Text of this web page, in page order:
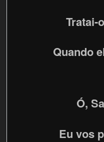
Tratai-
Quando
Ó,
Eu vos